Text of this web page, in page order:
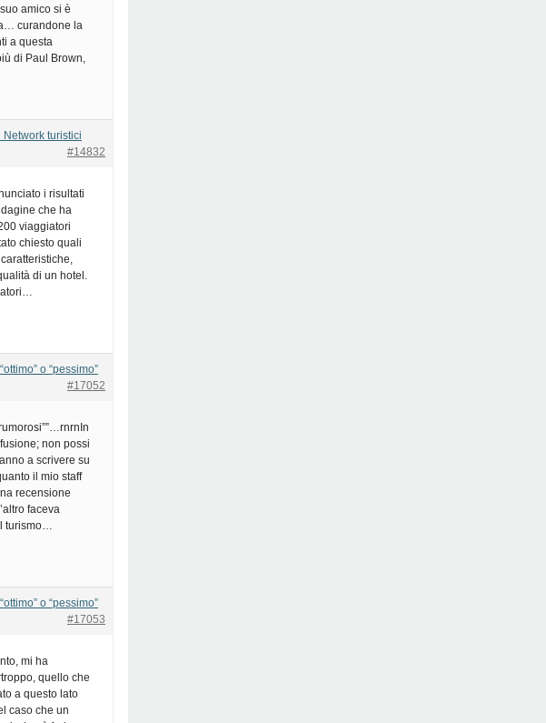
amico si è
curandone la
a questa
di Paul Brown,
turistici
#14832
i risultati
che ha
viaggiatori
chiesto quali
di un hotel.
o “pessimo”
#17052
non possi
a scrivere su
il mio staff
recensione
faceva
turismo…
o “pessimo”
#17053
mi ha
quello che
a questo lato
caso che un